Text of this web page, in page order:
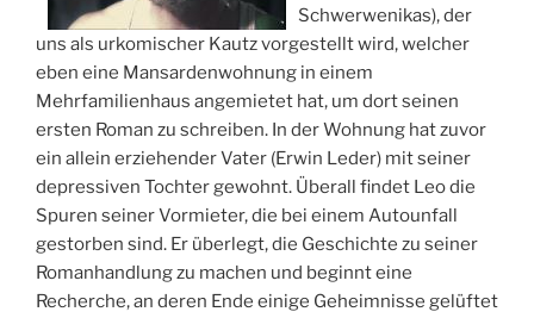
Schwerwenikas), der
uns als urkomischer Kautz vorgestellt wird, welcher
eben eine Mansardenwohnung in einem
Mehrfamilienhaus angemietet hat, um dort seinen
ersten Roman zu schreiben. In der Wohnung hat zuvor
ein allein erziehender Vater (Erwin Leder) mit seiner
depressiven Tochter gewohnt. Überall findet Leo die
Spuren seiner Vormieter, die bei einem Autounfall
gestorben sind. Er überlegt, die Geschichte zu seiner
Romanhandlung zu machen und beginnt eine
Recherche, an deren Ende einige Geheimnisse gelüftet